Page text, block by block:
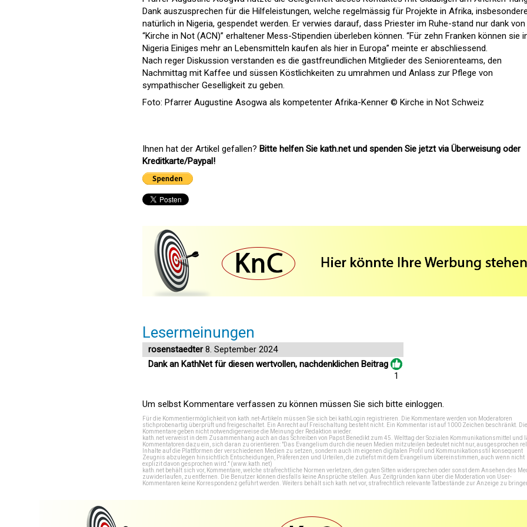
Dank auszusprechen für die Hilfeleistungen, welche regelmässig für Projekte in Afrika,
natürlich in Nigeria, gespendet werden. Er verwies darauf, dass Priester im Ruhe-stand nur dank von
“Kirche in Not (ACN)” erhaltener Mess-Stipendien überleben können. “Für zehn Franken können sie
Nigeria Einiges mehr an Lebensmitteln kaufen als hier in Europa” meinte er abschliessend.
Nach reger Diskussion verstanden es die gastfreundlichen Mitglieder des Seniorenteams, den
Nachmittag mit Kaffee und süssen Köstlichkeiten zu umrahmen und Anlass zur Pflege von
sympathischer Geselligkeit zu geben.
Foto: Pfarrer Augustine Asogwa als kompetenter Afrika-Kenner © Kirche in Not Schweiz
Ihnen hat der Artikel gefallen? Bitte helfen Sie kath.net und spenden Sie jetzt via Überweisung oder
Kreditkarte/Paypal!
Lesermeinungen
rosenstaedter8. September 2024
Dank an KathNet für diesen wertvollen, nachdenklichen Beitrag
1
Um selbst Kommentare verfassen zu können müssen Sie sich bitte einloggen.
Für die Kommentiermöglichkeit von kath.net-Artikeln müssen Sie sich bei kathLogin registrieren . Die Kommentare werden von Moderatoren
stichprobenartig überprüft und freigeschaltet. Ein Anrecht auf Freischaltung besteht nicht. Ein Kommentar ist auf 1000 Zeichen beschränkt. Die
Kommentare geben nicht notwendigerweise die Meinung der Redaktion wieder.
kath.net verweist in dem Zusammenhang auch an das Schreiben von Papst Benedikt zum 45. Welttag der Sozialen Kommunikationsmittel und
Kommentatoren dazu ein, sich daran zu orientieren: "Das Evangelium durch die neuen Medien mitzuteilen bedeutet nicht nur, ausgesprochen
Inhalte auf die Plattformen der verschiedenen Medien zu setzen, sondern auch im eigenen digitalen Profil und Kommunikationsstil konsequent
Zeugnis abzulegen hinsichtlich Entscheidungen, Präferenzen und Urteilen, die zutiefst mit dem Evangelium übereinstimmen, auch wenn nicht
explizit davon gesprochen wird." (www.kath.net)
kath.net behält sich vor, Kommentare, welche strafrechtliche Normen verletzen, den guten Sitten widersprechen oder sonst dem Ansehen des
zuwiderlaufen, zu entfernen. Die Benutzer können diesfalls keine Ansprüche stellen. Aus Zeitgründen kann über die Moderation von User-
Kommentaren keine Korrespondenz geführt werden. Weiters behält sich kath.net vor, strafrechtlich relevante Tatbestände zur Anzeige zu